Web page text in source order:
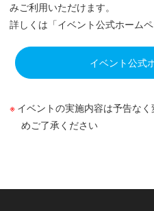
みご利用いただけます。
詳しくは「イベント公式ホーム
イベント公式
イベントの実施内容は予告な
めご了承ください